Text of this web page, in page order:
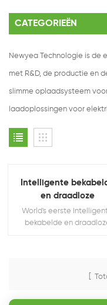
CATEGORIEËN
Newyea Technologie is de
met R&D, de productie en
slimme oplaadsysteem
laadoplossingen voor
Intelligente
en draadloze
geïntegreerde
oplaadstapel
World's eerste
bekabelde en
[